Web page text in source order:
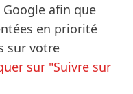
afin que
en priorité
sur votre
sur "Suivre sur